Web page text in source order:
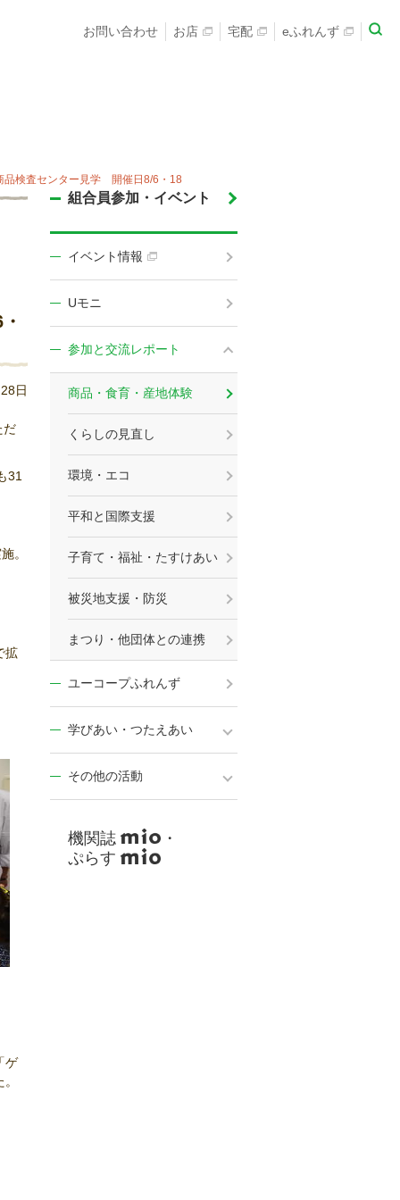
お問い合わせ お店 宅配 eふれんず
品検査センター見学 開催日8/6・18
日
だ
31
。
拡
ゲ
組合員参加・イベント
イベント情報
Uモニ
参加と交流レポート
商品・食育・産地体験
くらしの見直し
環境・エコ
平和と国際支援
子育て・福祉・たすけあい
被災地支援・防災
まつり・他団体との連携
ユーコープふれんず
学びあい・つたえあい
その他の活動
機関誌
・
ぷらす